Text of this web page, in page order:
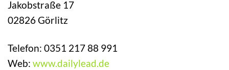
Jakobstraße 17
02826 Görlitz
Telefon: 0351 217 88 991
Web: www.dailylead.de